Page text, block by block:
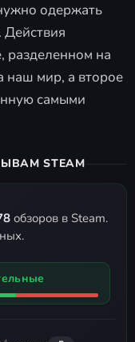
одержать
разделенном на
наш мир, а второе
самыми
STEAM
обзоров в Steam.